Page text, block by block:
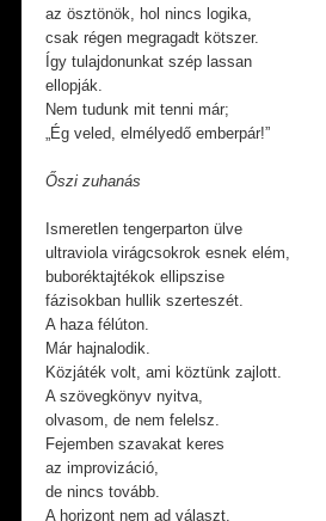
az ösztönök, hol nincs logika,
csak régen megragadt kötszer.
Így tulajdonunkat szép lassan
ellopják.
Nem tudunk mit tenni már;
„Ég veled, elmélyedő emberpár!”
Őszi zuhanás
Ismeretlen tengerparton ülve
ultraviola virágcsokrok esnek elém,
buboréktajtékok ellipszise
fázisokban hullik szerteszét.
A haza félúton.
Már hajnalodik.
Közjáték volt, ami köztünk zajlott.
A szövegkönyv nyitva,
olvasom, de nem felelsz.
Fejemben szavakat keres
az improvizáció,
de nincs tovább.
A horizont nem ad választ.